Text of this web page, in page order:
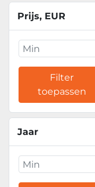
Prijs, EUR
Filter
toepassen
Jaar